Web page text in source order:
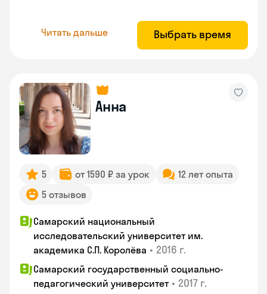
Читать дальше Выбрать время
Анна
5 от 1590 ₽ за урок
12 лет опыта
5 отзывов
Самарский национальный
исследовательский университет им.
академика С.П. Королёва • 2016 г.
Самарский государственный социально-
педагогический университет • 2017 г.